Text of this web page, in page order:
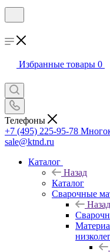
Избранные товары 0
Телефоны
+7 (495) 225-95-78
sale@ktnd.ru
Каталог
Назад
Каталог
Сварочные
Назад